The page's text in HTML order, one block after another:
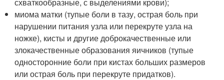
миома матки (тупые боли в тазу, острая боль при
нарушении питания узла или перекруте узла на
ножке), кисты и другие доброкачественные или
злокачественные образования яичников (тупые
односторонние боли при кистах больших размеров
или острая боль при перекруте придатков).